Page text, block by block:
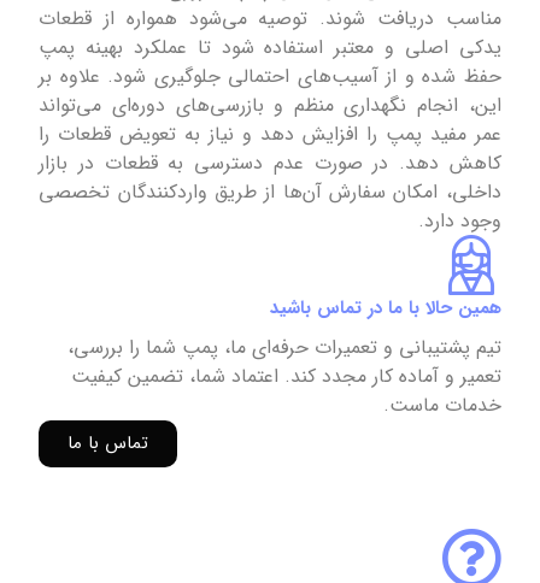
مناسب دریافت شوند. توصیه می‌شود همواره از قطعات
یدکی اصلی و معتبر استفاده شود تا عملکرد بهینه پمپ
حفظ شده و از آسیب‌های احتمالی جلوگیری شود. علاوه بر
این، انجام نگهداری منظم و بازرسی‌های دوره‌ای می‌تواند
عمر مفید پمپ را افزایش دهد و نیاز به تعویض قطعات را
کاهش دهد. در صورت عدم دسترسی به قطعات در بازار
داخلی، امکان سفارش آن‌ها از طریق واردکنندگان تخصصی
وجود دارد.
همین حالا با ما در تماس باشید
تیم پشتیبانی و تعمیرات حرفه‌ای ما، پمپ شما را بررسی،
تعمیر و آماده کار مجدد کند. اعتماد شما، تضمین کیفیت
خدمات ماست.
تماس با ما